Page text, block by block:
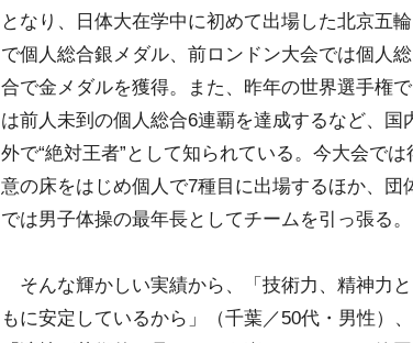
となり、日体大在学中に初めて出場した北京五輪
で個人総合銀メダル、前ロンドン大会では個人総
合で金メダルを獲得。また、昨年の世界選手権で
は前人未到の個人総合6連覇を達成するなど、国
外で“絶対王者”として知られている。今大会では
意の床をはじめ個人で7種目に出場するほか、団
では男子体操の最年長としてチームを引っ張る。
そんな輝かしい実績から、「技術力、精神力と
もに安定しているから」（千葉／50代・男性）、